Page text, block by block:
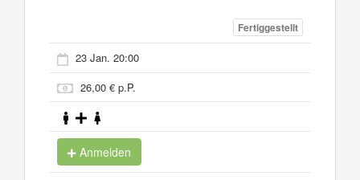
Fertiggestellt
23 Jan. 20:00
26,00 € p.P.
Anmelden